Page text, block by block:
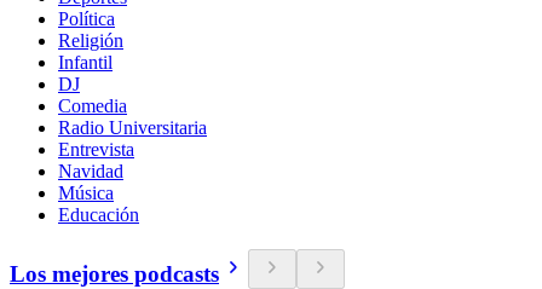
Política
Religión
Infantil
DJ
Comedia
Radio Universitaria
Entrevista
Navidad
Música
Educación
Los mejores podcasts